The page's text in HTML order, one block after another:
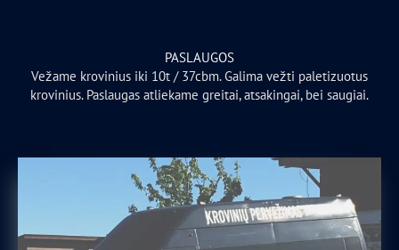
PASLAUGOS
Vežame krovinius iki 10t / 37cbm. Galima vežti paletizuotus
krovinius. Paslaugas atliekame greitai, atsakingai, bei saugiai.